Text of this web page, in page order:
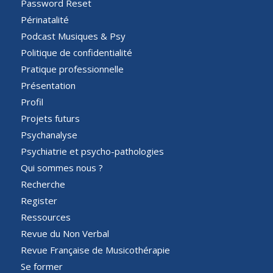
Password Reset
Périnatalité
Podcast Musiques & Psy
Politique de confidentialité
Pratique professionnelle
Présentation
Profil
Projets futurs
Psychanalyse
Psychiatrie et psycho-pathologies
Qui sommes nous ?
Recherche
Register
Ressources
Revue du Non Verbal
Revue Française de Musicothérapie
Se former